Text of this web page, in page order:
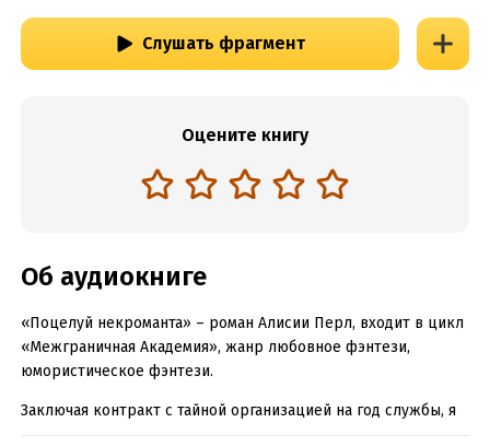
Слушать фрагмент
Оцените книгу
Об аудиокниге
«Поцелуй некроманта» – роман Алисии Перл, входит в цикл
«Межграничная Академия», жанр любовное фэнтези,
юмористическое фэнтези.
Заключая контракт с тайной организацией на год службы, я